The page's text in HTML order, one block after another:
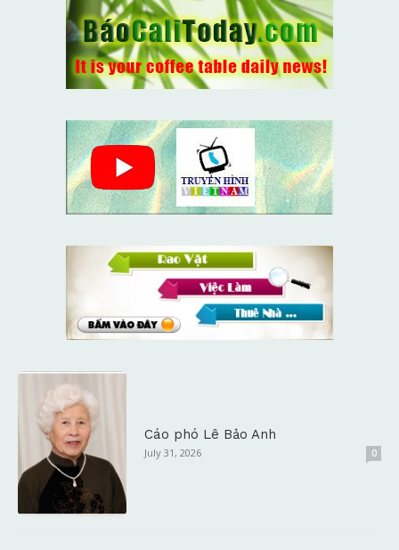
Cáo phó Lê Bảo Anh
July 31, 2026 0